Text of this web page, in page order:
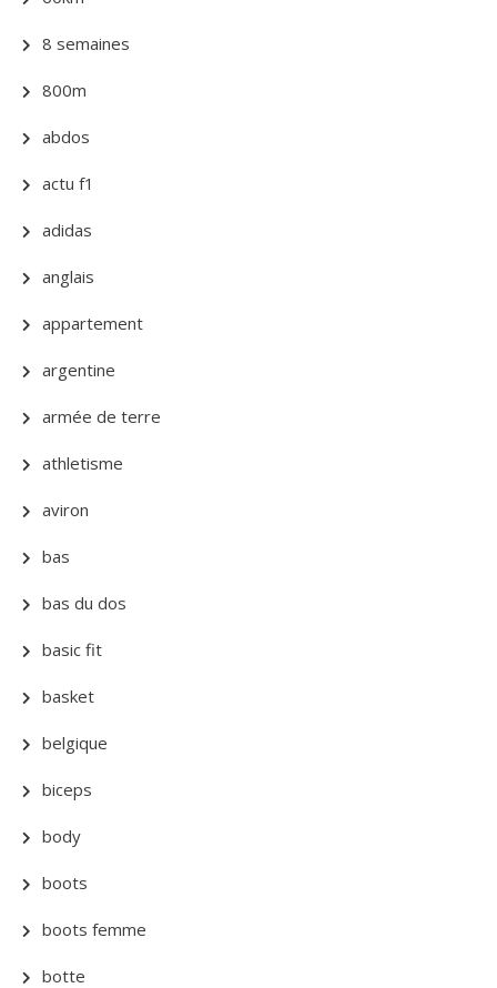
8 semaines
800m
abdos
actu f1
adidas
anglais
appartement
argentine
armée de terre
athletisme
aviron
bas
bas du dos
basic fit
basket
belgique
biceps
body
boots
boots femme
botte